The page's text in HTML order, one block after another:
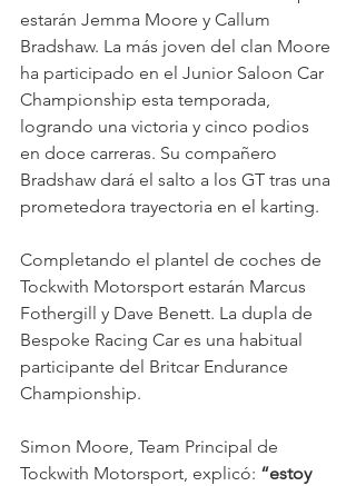
estarán Jemma Moore y Callum
Bradshaw. La más joven del clan Moore
ha participado en el Junior Saloon Car
Championship esta temporada,
logrando una victoria y cinco podios
en doce carreras. Su compañero
Bradshaw dará el salto a los GT tras una
prometedora trayectoria en el karting.
Completando el plantel de coches de
Tockwith Motorsport estarán Marcus
Fothergill y Dave Benett. La dupla de
Bespoke Racing Car es una habitual
participante del Britcar Endurance
Championship.
Simon Moore, Team Principal de
Tockwith Motorsport, explicó: “estoy